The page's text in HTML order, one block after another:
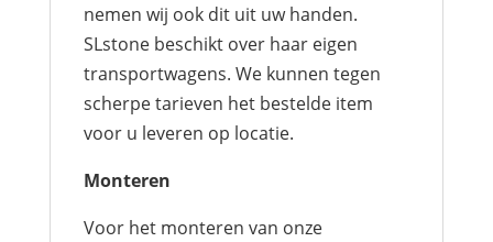
nemen wij ook dit uit uw handen.
SLstone beschikt over haar eigen
transportwagens. We kunnen tegen
scherpe tarieven het bestelde item
voor u leveren op locatie.
Monteren
Voor het monteren van onze